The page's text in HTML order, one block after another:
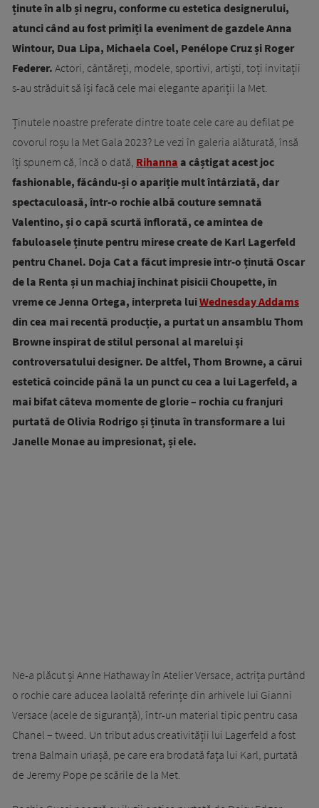
ținute în alb și negru, conforme cu estetica designerului,
atunci când au fost primiți la eveniment de gazdele Anna
Wintour, Dua Lipa, Michaela Coel, Penélope Cruz și Roger
Federer. Actori, cântăreți, modele, sportivi, artiști, toți invitații
s-au străduit să își facă cele mai elegante apariții la Met.
Ținutele noastre preferate dintre toate cele care au defilat pe
covorul roșu la Met Gala 2023? Le vezi în galeria alăturată, însă
îți spunem că, încă o dată, Rihanna a câștigat acest joc
fashionable, făcându-și o apariție mult întârziată, dar
spectaculoasă, într-o rochie albă couture semnată
Valentino, și o capă scurtă înflorată, ce amintea de
fabuloasele ținute pentru mirese create de Karl Lagerfeld
pentru Chanel. Doja Cat a făcut impresie într-o ținută Oscar
de la Renta și un machiaj închinat pisicii Choupette, în
vreme ce Jenna Ortega, interpreta luiWednesday Addams
din cea mai recentă producție, a purtat un ansamblu Thom
Browne inspirat de stilul personal al marelui și
controversatului designer. De altfel, Thom Browne, a cărui
estetică coincide până la un punct cu cea a lui Lagerfeld, a
mai bifat câteva momente de glorie – rochia cu franjuri
purtată de Olivia Rodrigo și ținuta în transformare a lui
Janelle Monae au impresionat, și ele.
Ne-a plăcut și Anne Hathaway în Atelier Versace, actrița purtând
o rochie care aducea laolaltă referințe din arhivele lui Gianni
Versace (acele de siguranță), într-un material tipic pentru casa
Chanel – tweed. Un tribut adus creativității lui Lagerfeld a fost
trena Balmain uriașă, pe care era brodată fața lui Karl, purtată
de Jeremy Pope pe scările de la Met.